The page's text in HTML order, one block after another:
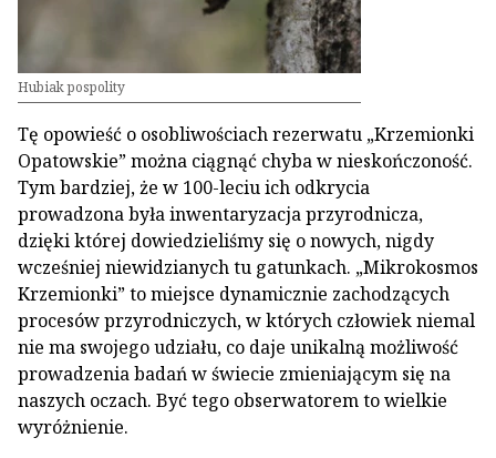
Hubiak pospolity
Tę opowieść o osobliwościach rezerwatu „Krzemionki
Opatowskie” można ciągnąć chyba w nieskończoność.
Tym bardziej, że w 100-leciu ich odkrycia
prowadzona była inwentaryzacja przyrodnicza,
dzięki której dowiedzieliśmy się o nowych, nigdy
wcześniej niewidzianych tu gatunkach. „Mikrokosmos
Krzemionki” to miejsce dynamicznie zachodzących
procesów przyrodniczych, w których człowiek niemal
nie ma swojego udziału, co daje unikalną możliwość
prowadzenia badań w świecie zmieniającym się na
naszych oczach. Być tego obserwatorem to wielkie
wyróżnienie.